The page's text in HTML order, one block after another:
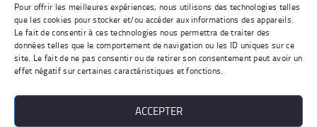
Pour offrir les meilleures expériences, nous utilisons des technologies telles
que les cookies pour stocker et/ou accéder aux informations des appareils.
Le fait de consentir à ces technologies nous permettra de traiter des
données telles que le comportement de navigation ou les ID uniques sur ce
site. Le fait de ne pas consentir ou de retirer son consentement peut avoir un
effet négatif sur certaines caractéristiques et fonctions.
ACCEPTER
Notre entreprise
Devis & Contact
Conditions générales